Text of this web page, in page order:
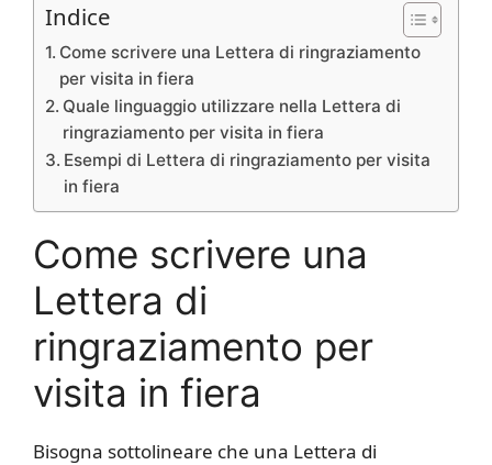
Indice
Come scrivere una Lettera di ringraziamento
per visita in fiera
Quale linguaggio utilizzare nella Lettera di
ringraziamento per visita in fiera
Esempi di Lettera di ringraziamento per visita
in fiera
Come scrivere una
Lettera di
ringraziamento per
visita in fiera
Bisogna sottolineare che una Lettera di